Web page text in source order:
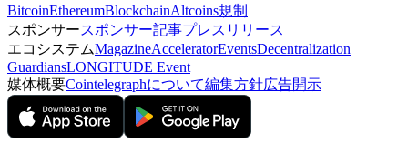
BitcoinEthereumBlockchainAltcoins規制
スポンサースポンサー記事プレスリリース
エコシステムMagazineAcceleratorEventsDecentralization
GuardiansLONGITUDE Event
媒体概要Cointelegraphについて編集方針広告開示